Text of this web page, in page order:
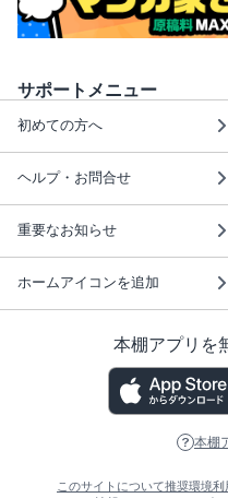
サポートメニュー
初めての方へ
ヘルプ・お問合せ
重要なお知らせ
ホームアイコンを追加
本棚アプリを
本棚
このサイトについて推奨環境利